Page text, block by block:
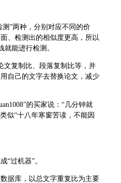
”两种，分别对应不同的价
、检测出的相似度更高，所以
能进行检测。
文复制比、段落复制比等，并
自己的文字去替换论文，减少
的买家说：“几分钟就
似“十八年寒窗苦读，不能因
“过机器”。
据库，以总文字重复比为主要